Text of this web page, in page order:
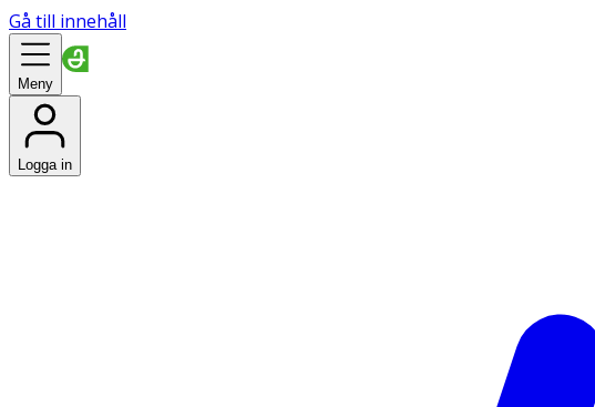
Gå till innehåll
Meny
Logga in